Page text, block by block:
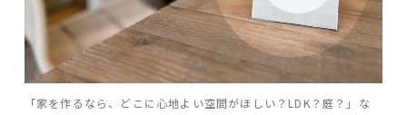
「家を作るなら、どこに心地よい空間がほしい？LDK？庭？」な